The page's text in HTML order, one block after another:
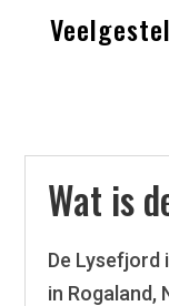
Wat is
De Lysefjord
in Rogaland,